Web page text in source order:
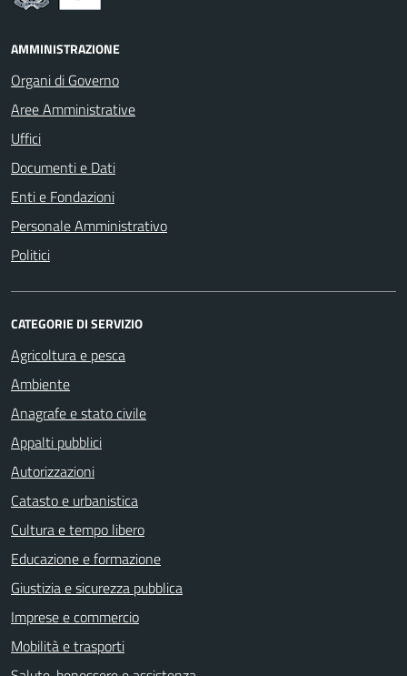
AMMINISTRAZIONE
Organi di Governo
Aree Amministrative
Uffici
Documenti e Dati
Enti e Fondazioni
Personale Amministrativo
Politici
CATEGORIE DI SERVIZIO
Agricoltura e pesca
Ambiente
Anagrafe e stato civile
Appalti pubblici
Autorizzazioni
Catasto e urbanistica
Cultura e tempo libero
Educazione e formazione
Giustizia e sicurezza pubblica
Imprese e commercio
Mobilità e trasporti